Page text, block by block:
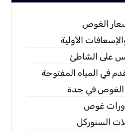
الغوص
الأولية
على الشاطئ
في المياه المفتوحة
الغوص في جدة
غوص
السنوركل